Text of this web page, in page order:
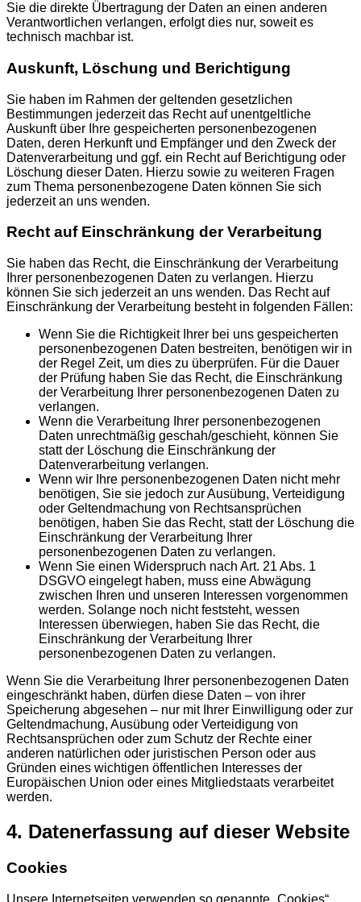
Sie die direkte Übertragung der Daten an einen anderen
Verantwortlichen verlangen, erfolgt dies nur, soweit es
technisch machbar ist.
Auskunft, Löschung und Berichtigung
Sie haben im Rahmen der geltenden gesetzlichen
Bestimmungen jederzeit das Recht auf unentgeltliche
Auskunft über Ihre gespeicherten personenbezogenen
Daten, deren Herkunft und Empfänger und den Zweck der
Datenverarbeitung und ggf. ein Recht auf Berichtigung oder
Löschung dieser Daten. Hierzu sowie zu weiteren Fragen
zum Thema personenbezogene Daten können Sie sich
jederzeit an uns wenden.
Recht auf Einschränkung der Verarbeitung
Sie haben das Recht, die Einschränkung der Verarbeitung
Ihrer personenbezogenen Daten zu verlangen. Hierzu
können Sie sich jederzeit an uns wenden. Das Recht auf
Einschränkung der Verarbeitung besteht in folgenden Fällen:
Wenn Sie die Richtigkeit Ihrer bei uns gespeicherten
personenbezogenen Daten bestreiten, benötigen wir in
der Regel Zeit, um dies zu überprüfen. Für die Dauer
der Prüfung haben Sie das Recht, die Einschränkung
der Verarbeitung Ihrer personenbezogenen Daten zu
verlangen.
Wenn die Verarbeitung Ihrer personenbezogenen
Daten unrechtmäßig geschah/geschieht, können Sie
statt der Löschung die Einschränkung der
Datenverarbeitung verlangen.
Wenn wir Ihre personenbezogenen Daten nicht mehr
benötigen, Sie sie jedoch zur Ausübung, Verteidigung
oder Geltendmachung von Rechtsansprüchen
benötigen, haben Sie das Recht, statt der Löschung die
Einschränkung der Verarbeitung Ihrer
personenbezogenen Daten zu verlangen.
Wenn Sie einen Widerspruch nach Art. 21 Abs. 1
DSGVO eingelegt haben, muss eine Abwägung
zwischen Ihren und unseren Interessen vorgenommen
werden. Solange noch nicht feststeht, wessen
Interessen überwiegen, haben Sie das Recht, die
Einschränkung der Verarbeitung Ihrer
personenbezogenen Daten zu verlangen.
Wenn Sie die Verarbeitung Ihrer personenbezogenen Daten
eingeschränkt haben, dürfen diese Daten – von ihrer
Speicherung abgesehen – nur mit Ihrer Einwilligung oder zur
Geltendmachung, Ausübung oder Verteidigung von
Rechtsansprüchen oder zum Schutz der Rechte einer
anderen natürlichen oder juristischen Person oder aus
Gründen eines wichtigen öffentlichen Interesses der
Europäischen Union oder eines Mitgliedstaats verarbeitet
werden.
4. Datenerfassung auf dieser Website
Cookies
Unsere Internetseiten verwenden so genannte „Cookies“.